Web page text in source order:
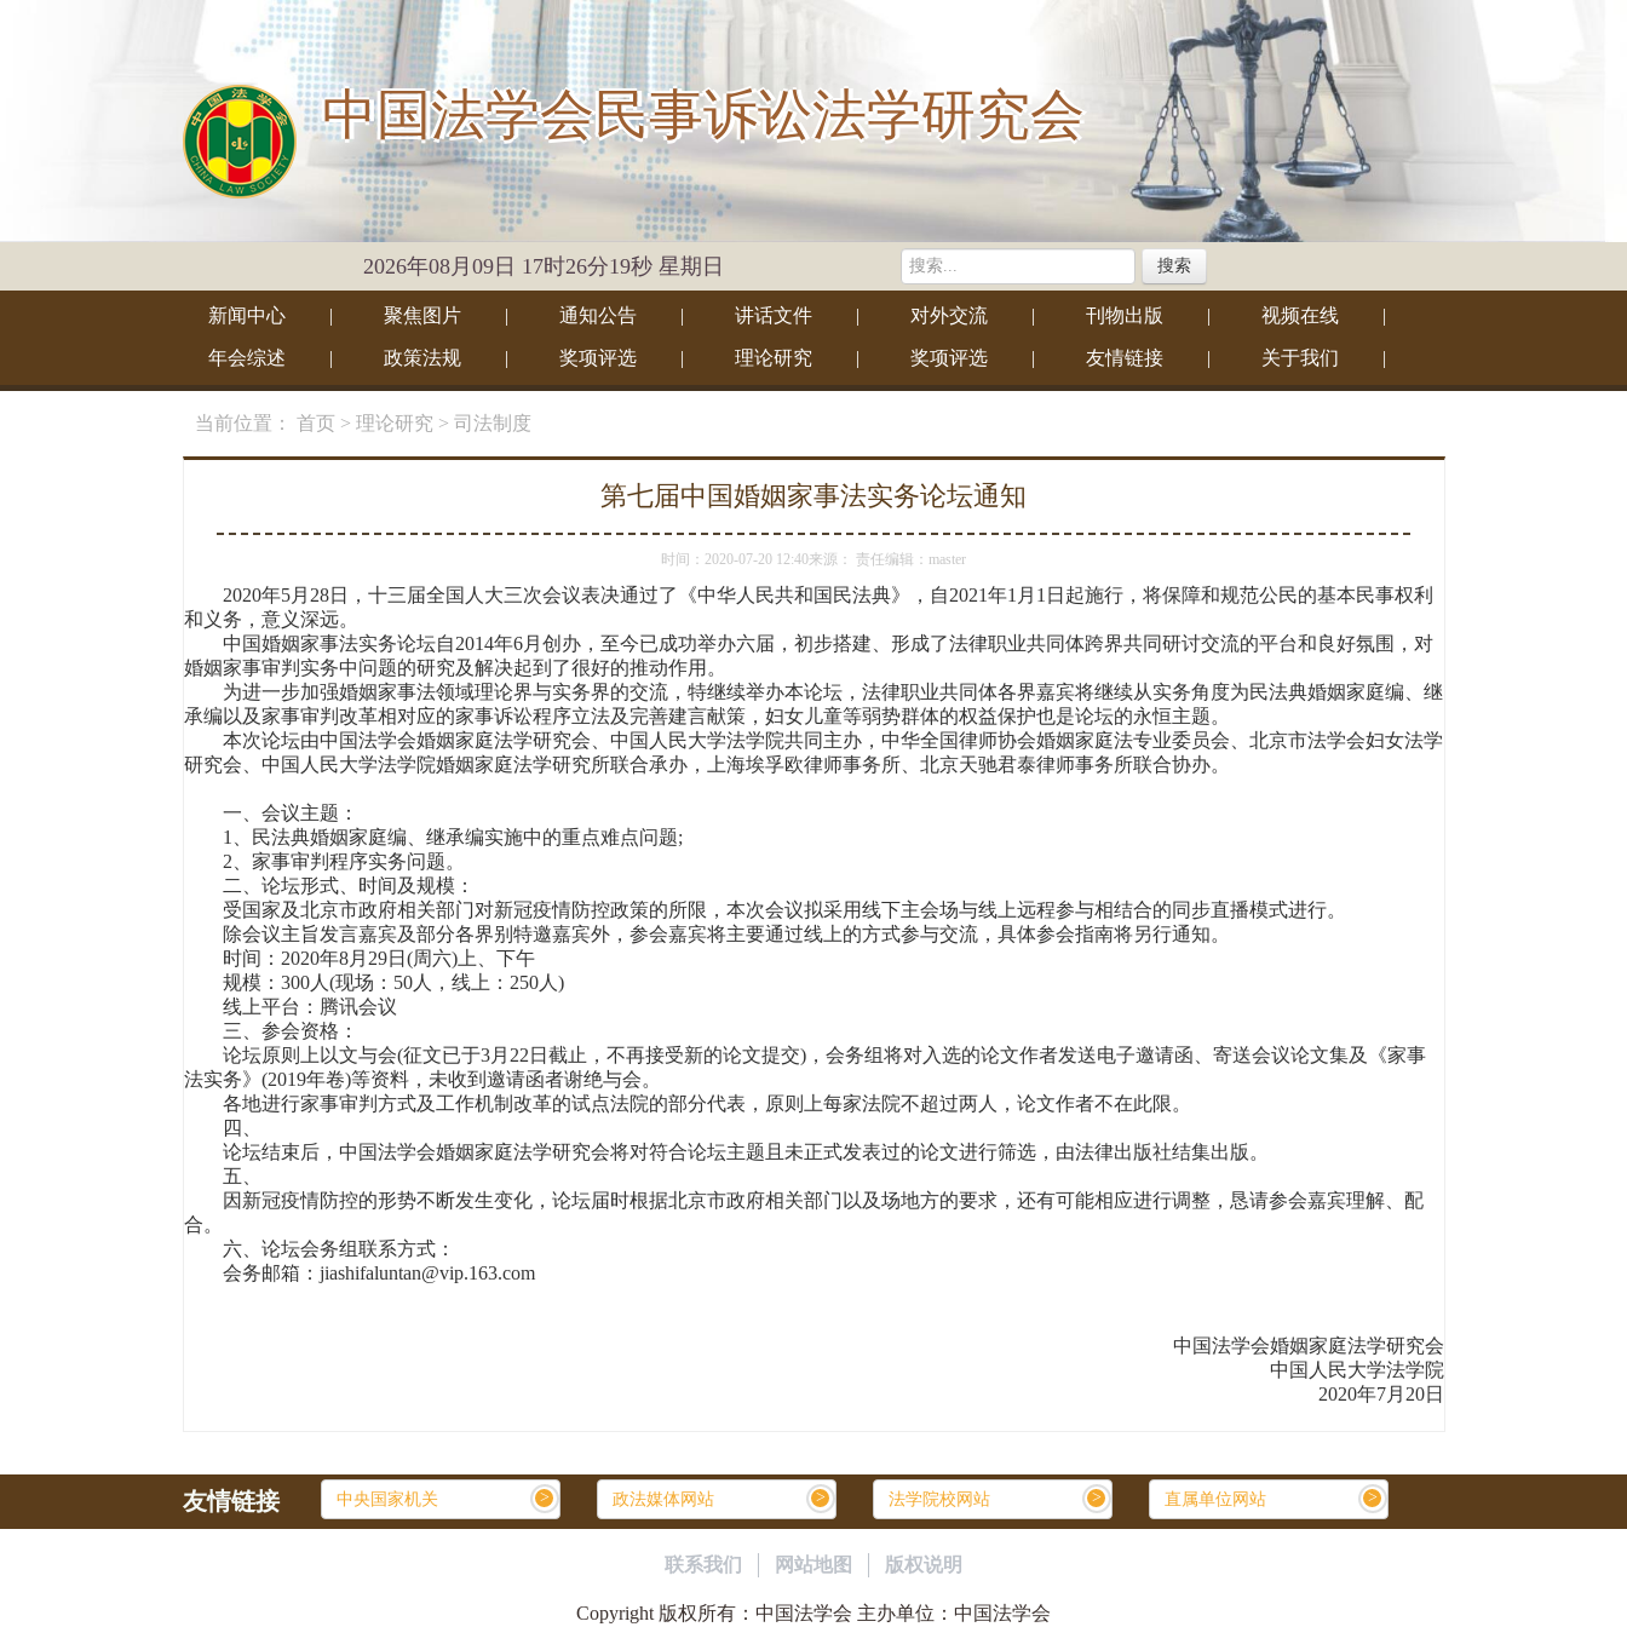
中国法学会民事诉讼法学研究会
2026年08月09日 17时26分19秒 星期日 搜索
新闻中心 | 聚焦图片 | 通知公告 | 讲话文件 | 对外交流 | 刊物出版 | 视频在线 |
年会综述 | 政策法规 | 奖项评选 | 理论研究 | 奖项评选 | 友情链接 | 关于我们 |
当前位置： 首页 > 理论研究 > 司法制度
第七届中国婚姻家事法实务论坛通知
时间： 2020-07-20 12:40来源： 责任编辑： master
2020年5月28日，十三届全国人大三次会议表决通过了《中华人民共和国民法典》，自2021年1月1日起施行，将保障和规范公民的基本民事权利
和义务，意义深远。
中国婚姻家事法实务论坛自2014年6月创办，至今已成功举办六届，初步搭建、形成了法律职业共同体跨界共同研讨交流的平台和良好氛围，对
婚姻家事审判实务中问题的研究及解决起到了很好的推动作用。
为进一步加强婚姻家事法领域理论界与实务界的交流，特继续举办本论坛，法律职业共同体各界嘉宾将继续从实务角度为民法典婚姻家庭编、继
承编以及家事审判改革相对应的家事诉讼程序立法及完善建言献策，妇女儿童等弱势群体的权益保护也是论坛的永恒主题。
本次论坛由中国法学会婚姻家庭法学研究会、中国人民大学法学院共同主办，中华全国律师协会婚姻家庭法专业委员会、北京市法学会妇女法学
研究会、中国人民大学法学院婚姻家庭法学研究所联合承办，上海埃孚欧律师事务所、北京天驰君泰律师事务所联合协办。
一、会议主题：
1、民法典婚姻家庭编、继承编实施中的重点难点问题;
2、家事审判程序实务问题。
二、论坛形式、时间及规模：
受国家及北京市政府相关部门对新冠疫情防控政策的所限，本次会议拟采用线下主会场与线上远程参与相结合的同步直播模式进行。
除会议主旨发言嘉宾及部分各界别特邀嘉宾外，参会嘉宾将主要通过线上的方式参与交流，具体参会指南将另行通知。
时间：2020年8月29日(周六)上、下午
规模：300人(现场：50人，线上：250人)
线上平台：腾讯会议
三、参会资格：
论坛原则上以文与会(征文已于3月22日截止，不再接受新的论文提交)，会务组将对入选的论文作者发送电子邀请函、寄送会议论文集及《家事
法实务》(2019年卷)等资料，未收到邀请函者谢绝与会。
各地进行家事审判方式及工作机制改革的试点法院的部分代表，原则上每家法院不超过两人，论文作者不在此限。
四、
论坛结束后，中国法学会婚姻家庭法学研究会将对符合论坛主题且未正式发表过的论文进行筛选，由法律出版社结集出版。
五、
因新冠疫情防控的形势不断发生变化，论坛届时根据北京市政府相关部门以及场地方的要求，还有可能相应进行调整，恳请参会嘉宾理解、配
合。
六、论坛会务组联系方式：
会务邮箱：jiashifaluntan@vip.163.com
中国法学会婚姻家庭法学研究会
中国人民大学法学院
2020年7月20日
友情链接 中央国家机关 > 政法媒体网站 > 法学院校网站 > 直属单位网站 >
联系我们 网站地图 版权说明
Copyright 版权所有： 中国法学会 主办单位： 中国法学会